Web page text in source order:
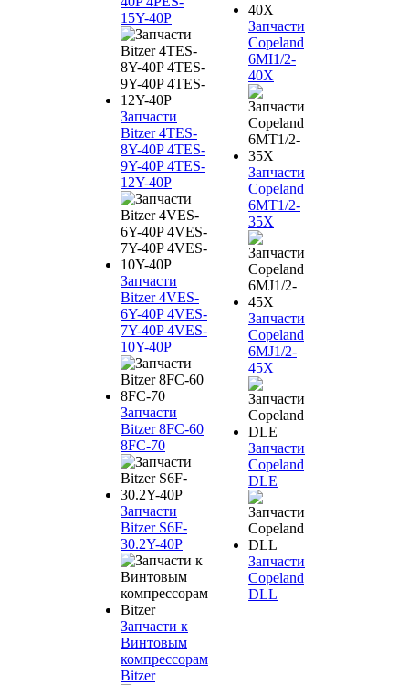
15Y-40P
Запчасти
Bitzer 4TES-
8Y-40P 4TES-
9Y-40P 4TES-
12Y-40P
Запчасти
Bitzer 4VES-
6Y-40P 4VES-
7Y-40P 4VES-
10Y-40P
Запчасти
Bitzer 8FC-60
8FC-70
Запчасти
Bitzer S6F-
30.2Y-40P
Запчасти к
Винтовым
компрессорам
Bitzer
Запчасти
Copeland
6MI1/2-
40X
Запчасти
Copeland
6MT1/2-
35X
Запчасти
Copeland
6MJ1/2-
45X
Запчасти
Copeland
DLE
Запчасти
Copeland
DLL